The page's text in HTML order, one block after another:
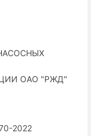
ОАО "РЖД"
2022